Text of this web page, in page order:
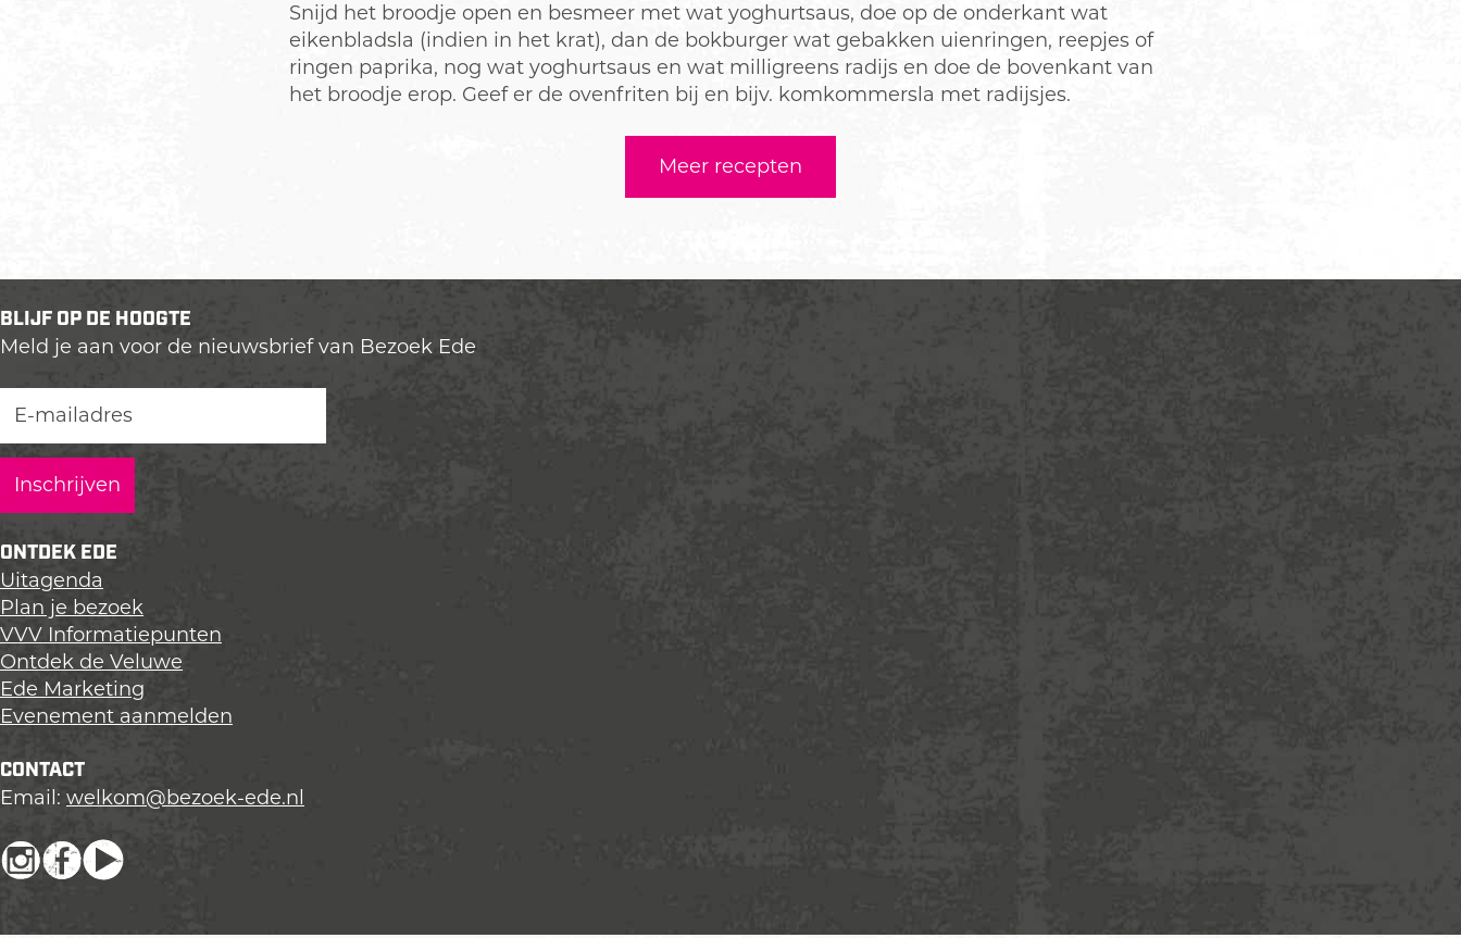
Snijd het broodje open en besmeer met wat yoghurtsaus, doe op de onderkant wat
eikenbladsla (indien in het krat), dan de bokburger wat gebakken uienringen, reepjes of
ringen paprika, nog wat yoghurtsaus en wat milligreens radijs en doe de bovenkant van
het broodje erop. Geef er de ovenfriten bij en bijv. komkommersla met radijsjes.
Meer recepten
BLIJF OP DE HOOGTE
Meld je aan voor de nieuwsbrief van Bezoek Ede
ONTDEK EDE
Uitagenda
Plan je bezoek
VVV Informatiepunten
Ontdek de Veluwe
Ede Marketing
Evenement aanmelden
CONTACT
Email: welkom@bezoek-ede.nl
I
F
Y